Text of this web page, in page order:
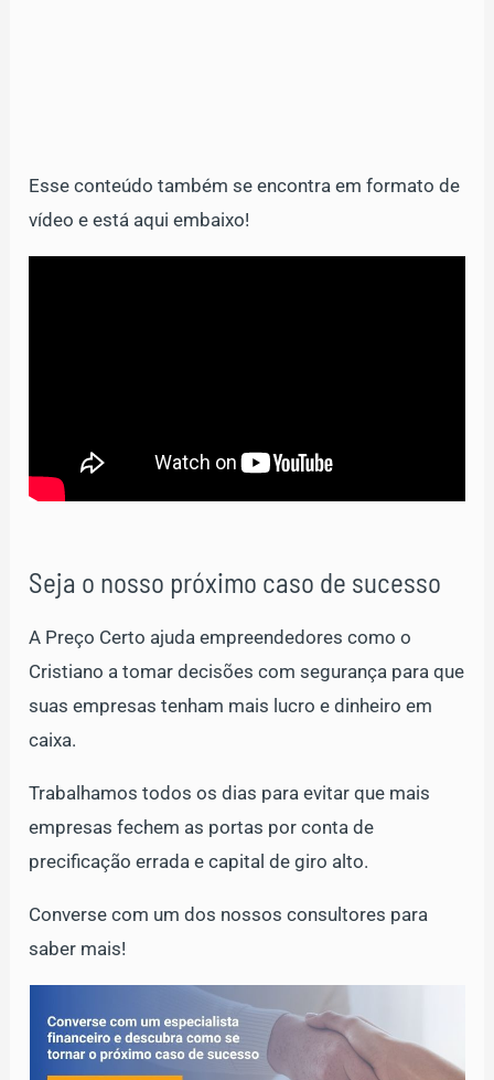
Esse conteúdo também se encontra em formato de
vídeo e está aqui embaixo!
Seja o nosso próximo caso de sucesso
A Preço Certo ajuda empreendedores como o
Cristiano a tomar decisões com segurança para que
suas empresas tenham mais lucro e dinheiro em
caixa.
Trabalhamos todos os dias para evitar que mais
empresas fechem as portas por conta de
precificação errada e capital de giro alto.
Converse com um dos nossos consultores para
saber mais!